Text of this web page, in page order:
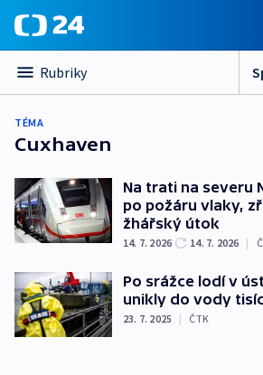
Rubriky
TÉMA
Cuxhaven
Na trati na severu
po požáru vlaky,
žhářský útok
14. 7. 2026 14. 7. 2026 |
Po srážce lodí v
unikly do vody
23. 7. 2025 | ČTK